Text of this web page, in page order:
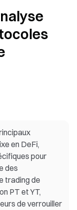
en DeFi,
pour
des
trading de
PT et YT,
de verrouiller